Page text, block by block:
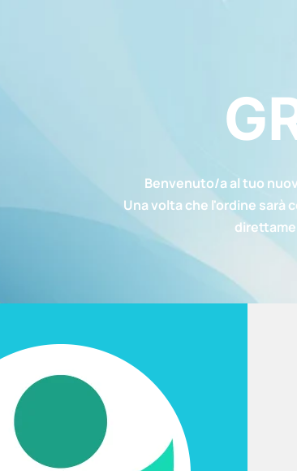
Benvenuto/a al tuo
Una volta che l'ordine sarà